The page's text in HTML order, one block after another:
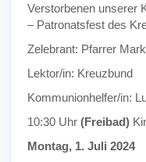
Verstorbenen unserer
– Patronatsfest des
Zelebrant: Pfarrer
Lektor/in: Kreuzbund
Kommunionhelfer/in:
10:30 Uhr (Freibad)
Montag, 1. Juli 2024